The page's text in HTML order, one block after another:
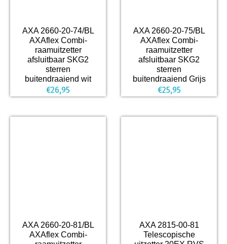
AXA 2660-20-74/BL
AXAflex Combi-
raamuitzetter
afsluitbaar SKG2
sterren
buitendraaiend wit
€26,95
AXA 2660-20-75/BL
AXAflex Combi-
raamuitzetter
afsluitbaar SKG2
sterren
buitendraaiend Grijs
€25,95
AXA 2660-20-81/BL
AXAflex Combi-
AXA 2815-00-81
Telescopische